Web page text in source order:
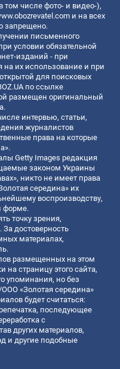
числе фото- и видео-),
и на всех
запрещено.
письменного
условии обязательной
изданий - при
их использование и при
для поисковых
по ссылке
размещен оригинальный
интервью, статьи,
журналистов
права на которые
Getty Images редакция
законом Украины
никто не имеет права
середина» их
воспроизводству,
форме.
точку зрения,
достоверность
материалах,
размещенных на этом
на страницу этого сайта,
упоминания, но без
«Золотая середина»
будет считаться:
последующее
с
других материалов,
и другие подобные